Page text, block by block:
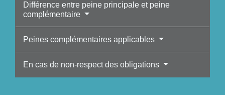
Différence entre peine principale et peine
complémentaire
Peines complémentaires applicables
En cas de non-respect des obligations